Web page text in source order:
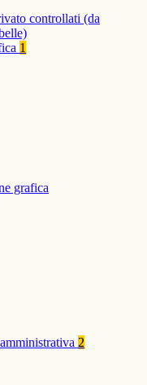
controllati (da
1
grafica
2